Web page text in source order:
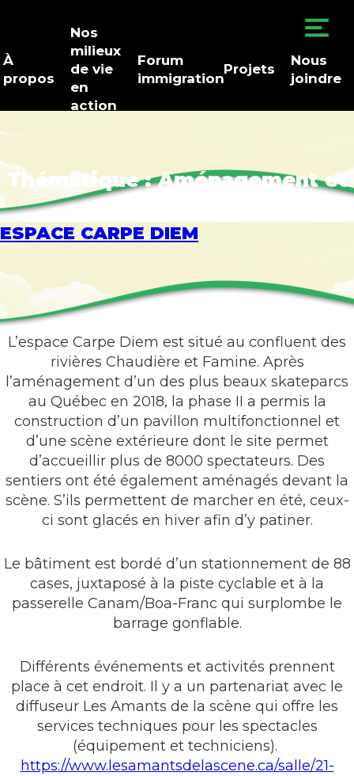
À
propos
Nos
milieux
de vie
en
action
Forum
immigration
Projets
Nous
joindre
Thématique :Aménagement et
ESPACE CARPE DIEM
L’espace Carpe Diem est situé au confluent des
rivières Chaudière et Famine. Après
l’aménagement d’un des plus beaux skateparcs
au Québec en 2018, la phase II a permis la
construction d’un pavillon multifonctionnel et
d’une scène extérieure dont le site permet
d’accueillir plus de 8000 spectateurs. Des
sentiers ont été également aménagés devant la
scène. S’ils permettent de marcher en été, ceux-
ci sont glacés en hiver afin d’y patiner.
Le bâtiment est bordé d’un stationnement de 88
cases, juxtaposé à la piste cyclable et à la
passerelle Canam/Boa-Franc qui surplombe le
barrage gonflable.
Différents événements et activités prennent
place à cet endroit. Il y a un partenariat avec le
diffuseur Les Amants de la scène qui offre les
services techniques pour les spectacles
(équipement et techniciens).
https://www.lesamantsdelascene.ca/salle/21-